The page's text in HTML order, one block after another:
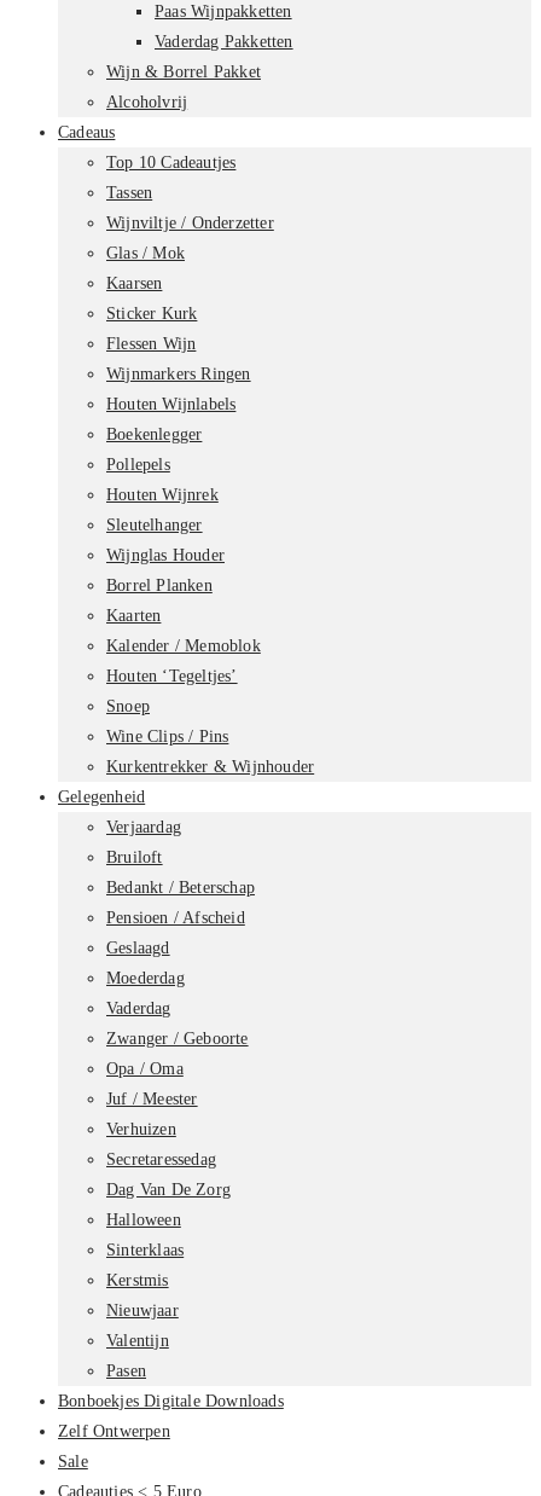
Paas Wijnpakketten
Vaderdag Pakketten
Wijn & Borrel Pakket
Alcoholvrij
Cadeaus
Top 10 Cadeautjes
Tassen
Wijnviltje / Onderzetter
Glas / Mok
Kaarsen
Sticker Kurk
Flessen Wijn
Wijnmarkers Ringen
Houten Wijnlabels
Boekenlegger
Pollepels
Houten Wijnrek
Sleutelhanger
Wijnglas Houder
Borrel Planken
Kaarten
Kalender / Memoblok
Houten ‘Tegeltjes’
Snoep
Wine Clips / Pins
Kurkentrekker & Wijnhouder
Gelegenheid
Verjaardag
Bruiloft
Bedankt / Beterschap
Pensioen / Afscheid
Geslaagd
Moederdag
Vaderdag
Zwanger / Geboorte
Opa / Oma
Juf / Meester
Verhuizen
Secretaressedag
Dag Van De Zorg
Halloween
Sinterklaas
Kerstmis
Nieuwjaar
Valentijn
Pasen
Bonboekjes Digitale Downloads
Zelf Ontwerpen
Sale
Cadeautjes < 5 Euro